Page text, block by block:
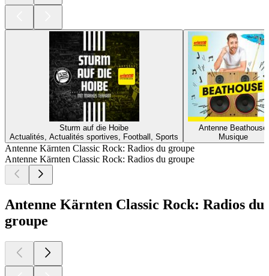
Sturm auf die Hoibe
Actualités, Actualités sportives, Football, Sports
Antenne Beathouse
Musique
Antenne Kärnten Classic Rock: Radios du groupe
Antenne Kärnten Classic Rock: Radios du groupe
Antenne Kärnten Classic Rock: Radios du
groupe